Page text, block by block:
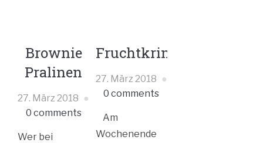
Brownie
Pralinen
27. März 2018
0 comments
Wer bei
Fruchtkringel
27. März 2018
0 comments
Am
Wochenende